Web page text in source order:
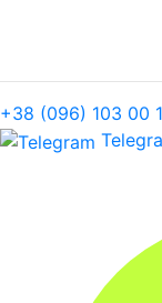
+38 (096) 103 00